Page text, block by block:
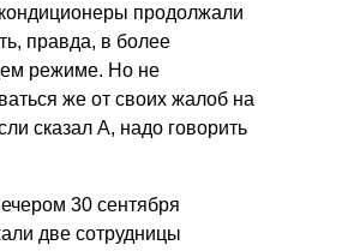
продолжали
правда, в более
режиме. Но не
же от своих жалоб на
сказал А, надо говорить
30 сентября
две сотрудницы